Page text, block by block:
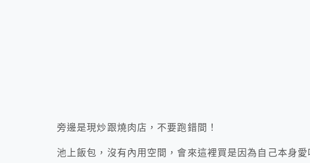
旁邊是現炒跟燒肉店，不要跑錯間！
池上飯包，沒有內用空間，會來這裡買是因為自己本身